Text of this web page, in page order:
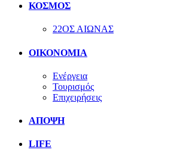
ΚΟΣΜΟΣ
22ΟΣ ΑΙΩΝΑΣ
ΟΙΚΟΝΟΜΙΑ
Ενέργεια
Τουρισμός
Επιχειρήσεις
ΑΠΟΨΗ
LIFE